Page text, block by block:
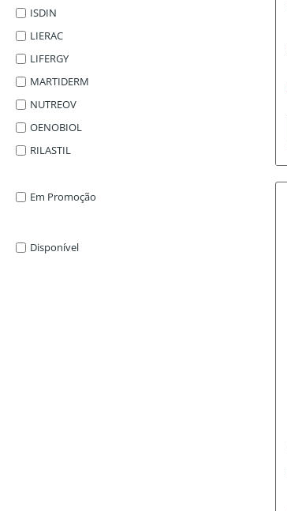
ISDIN
LIERAC
LIFERGY
MARTIDERM
NUTREOV
OENOBIOL
RILASTIL
Em Promoção
Disponível